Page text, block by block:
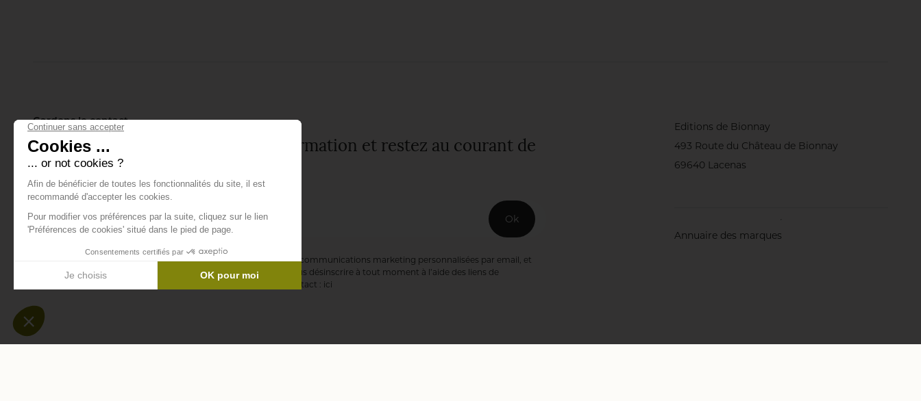
Gardons le contact
Inscrivez-vous à notre lettre d'information et restez au courant de
tout ce qui se passe.
E-mail * Ok
En vous abonnant à la newsletter, vous acceptez de recevoir des communications marketing personnalisées par email, et
confirmez avoir lu la
politique de confidentialité. Vous pouvez vous désinscrire à tout moment à l’aide des liens de
désinscription ou en nous contactant via notre formulaire de contact : ici
Editions de Bionnay
493 Route du Château de Bionnay
69640 Lacenas
Annuaire des marques